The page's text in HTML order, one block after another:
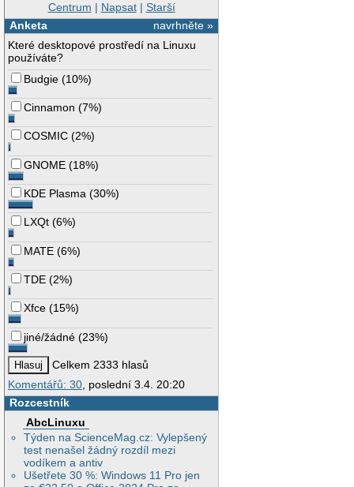
Centrum | Napsat| Starší
navrhněte »
Anketa
Které desktopové prostředí na Linuxu
používáte?
Budgie (10%)
Cinnamon (7%)
COSMIC (2%)
GNOME (18%)
KDE Plasma (30%)
LXQt (6%)
MATE (6%)
TDE (2%)
Xfce (15%)
jiné/žádné (23%)
Celkem 2333 hlasů
Komentářů: 30, poslední 3.4. 20:20
Rozcestník
AbcLinuxu
Týden na ScienceMag.cz: Vylepšený
test nenašel žádný rozdíl mezi
vodíkem a antiv
Ušetřete 30 %: Windows 11 Pro jen